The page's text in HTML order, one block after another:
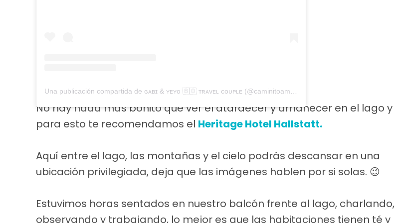
Una publicación compartida de ɢᴀʙɪ & ʏᴇʏᴏ 🇧🇴 ᴛʀᴀᴠᴇʟ ᴄᴏᴜᴘʟᴇ (@caminitoamor)
No hay nada más bonito que ver el atardecer y amanecer en el lago y
para esto te recomendamos el Heritage Hotel Hallstatt.
Aquí entre el lago, las montañas y el cielo podrás descansar en una
ubicación privilegiada, deja que las imágenes hablen por si solas. 😉
Estuvimos horas sentados en nuestro balcón frente al lago, charlando,
observando y trabajando, lo mejor es que las habitaciones tienen té y